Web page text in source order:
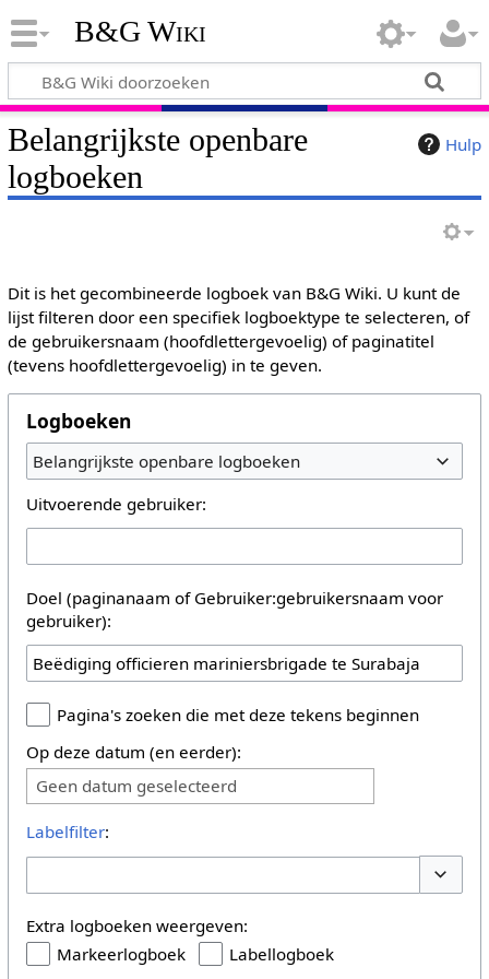
B&G Wiki
Hulp
Belangrijkste openbare
logboeken
Dit is het gecombineerde logboek van B&G Wiki. U kunt de
lijst filteren door een specifiek logboektype te selecteren, of
de gebruikersnaam (hoofdlettergevoelig) of paginatitel
(tevens hoofdlettergevoelig) in te geven.
Logboeken
Belangrijkste openbare logboeken
Uitvoerende gebruiker:
Doel (paginanaam of Gebruiker:gebruikersnaam voor
gebruiker):
Pagina's zoeken die met deze tekens beginnen
Op deze datum (en eerder):
Geen datum geselecteerd
Labelfilter:
Extra logboeken weergeven:
Markeerlogboek
Labellogboek